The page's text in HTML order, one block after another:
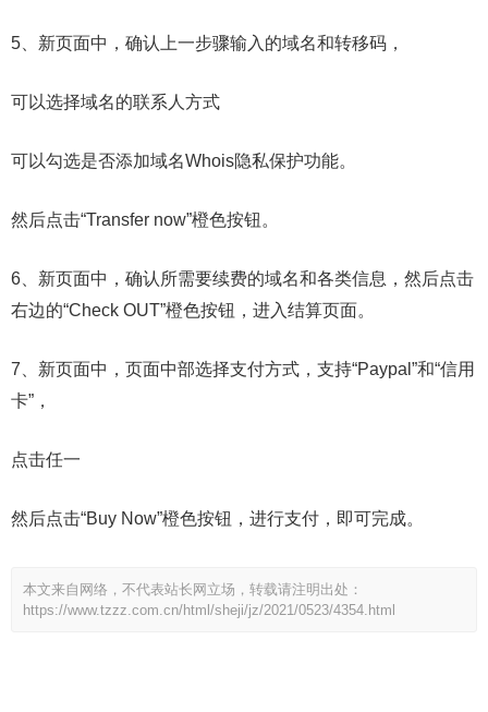
5、新页面中，确认上一步骤输入的域名和转移码，
可以选择域名的联系人方式
可以勾选是否添加域名Whois隐私保护功能。
然后点击“Transfer now”橙色按钮。
6、新页面中，确认所需要续费的域名和各类信息，然后点击
右边的“Check OUT”橙色按钮，进入结算页面。
7、新页面中，页面中部选择支付方式，支持“Paypal”和“信用
卡”，
点击任一
然后点击“Buy Now”橙色按钮，进行支付，即可完成。
本文来自网络，不代表站长网立场，转载请注明出处：
https://www.tzzz.com.cn/html/sheji/jz/2021/0523/4354.html